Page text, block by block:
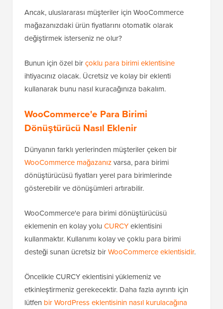
Ancak, uluslararası müşteriler için WooCommerce
mağazanızdaki ürün fiyatlarını otomatik olarak
değiştirmek isterseniz ne olur?
Bunun için özel birçoklu para birimi eklentisine
ihtiyacınız olacak. Ücretsiz ve kolay bir eklenti
kullanarak bunu nasıl kuracağınıza bakalım.
WooCommerce'e Para Birimi
Dönüştürücü Nasıl Eklenir
Dünyanın farklı yerlerinden müşteriler çeken bir
WooCommerce mağazanızvarsa, para birimi
dönüştürücüsü fiyatları yerel para birimlerinde
gösterebilir ve dönüşümleri artırabilir.
WooCommerce'e para birimi dönüştürücüsü
eklemenin en kolay yolu CURCYeklentisini
kullanmaktır. Kullanımı kolay ve çoklu para birimi
desteği sunan ücretsiz birWooCommerce eklentisidir.
Öncelikle CURCY eklentisini yüklemeniz ve
etkinleştirmeniz gerekecektir. Daha fazla ayrıntı için
lütfen bir WordPress eklentisinin nasıl kurulacağına